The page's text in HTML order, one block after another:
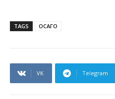
TAGS ОСАГО
VK Telegram